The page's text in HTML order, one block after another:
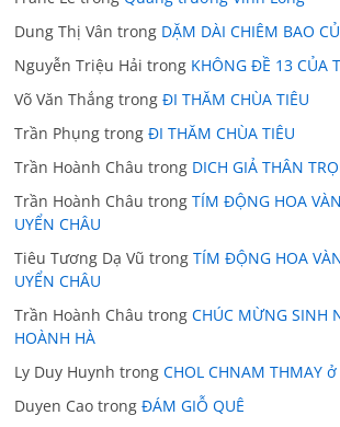
Dung Thị Vân trong DẶM DÀI CHIÊM BAO
Nguyễn Triệu Hải trong KHÔNG ĐỀ 13 CỦA
Võ Văn Thắng trongĐI THĂM CHÙA TIÊU
Trần Phụng trongĐI THĂM CHÙA TIÊU
Trần Hoành Châu trong DICH GIẢ THÂN
Trần Hoành Châu trongTÍM ĐỘNG HOA
UYỂN CHÂU
Tiêu Tương Dạ Vũ trongTÍM ĐỘNG HOA
UYỂN CHÂU
Trần Hoành Châu trongCHÚC MỪNG SINH
HOÀNH HÀ
Ly Duy Huynh trongCHOL CHNAM THMAY
Duyen Cao trongĐÁM GIỖ QUÊ